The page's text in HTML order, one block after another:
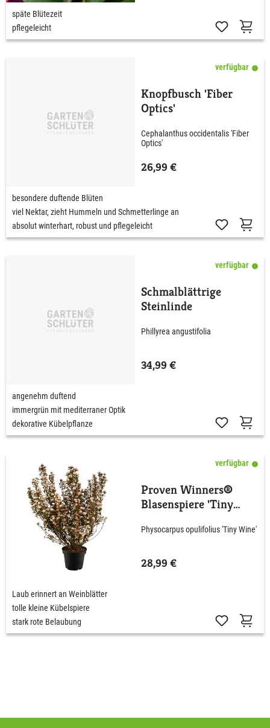
späte Blütezeit
pflegeleicht
verfügbar
Knopfbusch 'Fiber
Optics'
Cephalanthus occidentalis 'Fiber
Optics'
26,99 €
besondere duftende Blüten
viel Nektar, zieht Hummeln und Schmetterlinge an
absolut winterhart, robust und pflegeleicht
verfügbar
Schmalblättrige
Steinlinde
Phillyrea angustifolia
34,99 €
angenehm duftend
immergrün mit mediterraner Optik
dekorative Kübelpflanze
verfügbar
Proven Winners®
Blasenspiere 'Tiny
Physocarpus opulifolius 'Tiny Wine'
28,99 €
Laub erinnert an Weinblätter
tolle kleine Kübelspiere
stark rote Belaubung